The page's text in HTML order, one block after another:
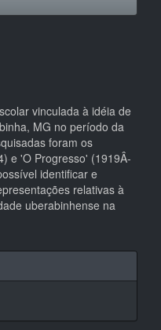
vinculada à idéia de
MG no período da
foram os
e 'O Progresso' (1919Â­
identificar e
relativas à
uberabinhense na